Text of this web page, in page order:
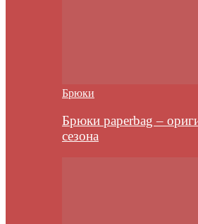
Брюки
Брюки paperbag –
сезона